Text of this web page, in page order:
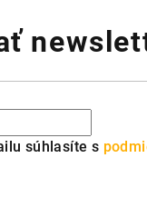
súhlasíte s